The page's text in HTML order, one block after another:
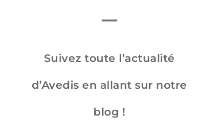
Suivez toute l’actualité
d’Avedis en allant sur notre
blog !